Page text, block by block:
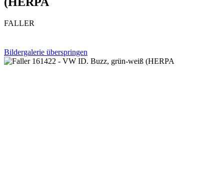
FALLER
Bildergalerie überspringen